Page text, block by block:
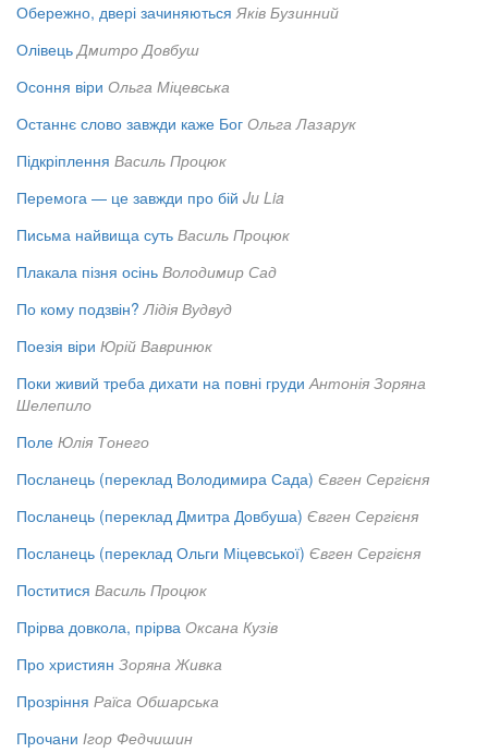
Обережно, двері зачиняються Яків Бузинний
Олівець Дмитро Довбуш
Осоння віри Ольга Міцевська
Останнє слово завжди каже Бог Ольга Лазарук
Підкріплення Василь Процюк
Перемога — це завжди про бій Ju Lia
Письма найвища суть Василь Процюк
Плакала пізня осінь Володимир Сад
По кому подзвін? Лідія Вудвуд
Поезія віри Юрій Вавринюк
Поки живий треба дихати на повні груди Антонія Зоряна
Шелепило
Поле Юлія Тонего
Посланець (переклад Володимира Сада) Євген Сергієня
Посланець (переклад Дмитра Довбуша) Євген Сергієня
Посланець (переклад Ольги Міцевської) Євген Сергієня
Поститися Василь Процюк
Прірва довкола, прірва Оксана Кузів
Про християн Зоряна Живка
Прозріння Раїса Обшарська
Прочани Ігор Федчишин